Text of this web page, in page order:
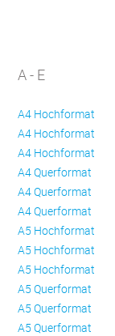
A - E
A4 Hochformat
A4 Hochformat
A4 Hochformat
A4 Querformat
A4 Querformat
A4 Querformat
A5 Hochformat
A5 Hochformat
A5 Hochformat
A5 Querformat
A5 Querformat
A5 Querformat